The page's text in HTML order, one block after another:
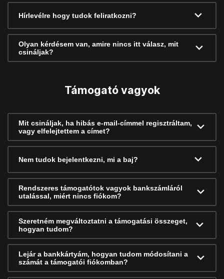
Hírlevélre hogy tudok feliratkozni?
Olyan kérdésem van, amire nincs itt válasz, mit
csináljak?
Támogató vagyok
Mit csináljak, ha hibás e-mail-címmel regisztráltam,
vagy elfelejtettem a címet?
Nem tudok bejelentkezni, mi a baj?
Rendszeres támogatótok vagyok bankszámláról
utalással, miért nincs fiókom?
Szeretném megváltoztatni a támogatási összeget,
hogyan tudom?
Lejár a bankkártyám, hogyan tudom módosítani a
számát a támogatói fiókomban?